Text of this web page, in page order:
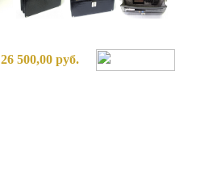
26 500,00 руб.